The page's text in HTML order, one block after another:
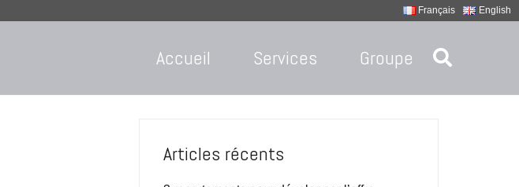
Français English
Accueil Services Groupe
Articles récents